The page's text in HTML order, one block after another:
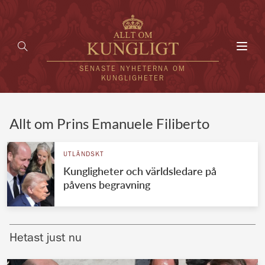
SENASTE NYHETERNA OM
KUNGLIGHETER
UTLÄNDSKT
VÄRLDENS KUNGAHUS
Brittiska kungahuset
Allt om Prins Emanuele Filiberto
UTLÄNDSKT
Kungligheter och världsledare på
påvens begravning
Hetast just nu